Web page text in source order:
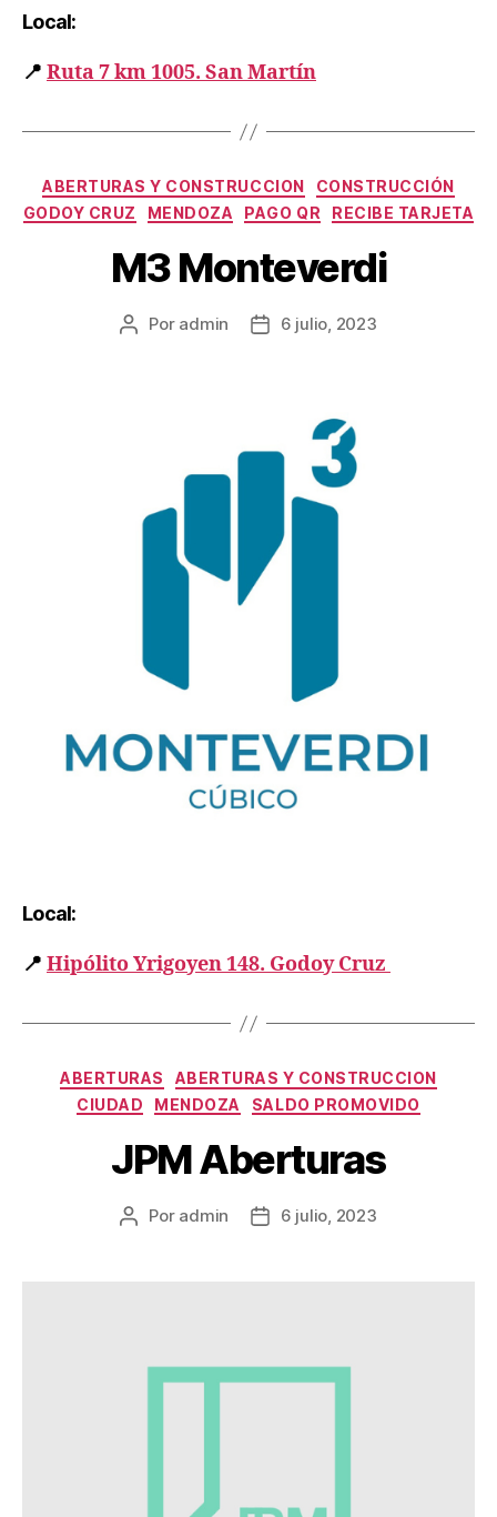
Local:
📍 Ruta 7 km 1005. San Martín
ABERTURAS Y CONSTRUCCION
CONSTRUCCIÓN
GODOY CRUZ
MENDOZA PAGO QR RECIBE TARJETA
M3 Monteverdi
Por admin 6 julio, 2023
Local:
📍 Hipólito Yrigoyen 148. Godoy Cruz
ABERTURAS
ABERTURAS Y CONSTRUCCION
CIUDAD
MENDOZA SALDO PROMOVIDO
JPM Aberturas
Por admin 6 julio, 2023